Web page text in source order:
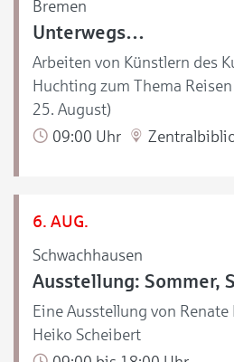
Bremen
Unterwegs…
Arbeiten von Künstlern des
Huchting zum Thema
25. August)
09:00 Uhr
6. AUG.
Schwachhausen
Ausstellung: Sommer,
Eine Ausstellung von
Heiko Scheibert